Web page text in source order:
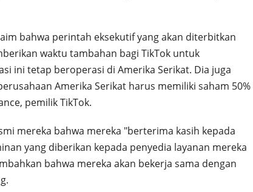
bahwa perintah eksekutif yang akan diterbitkan
waktu tambahan bagi TikTok untuk
ini tetap beroperasi di Amerika Serikat. Dia juga
Amerika Serikat harus memiliki saham 50%
pemilik TikTok.
mereka bahwa mereka "berterima kasih kepada
yang diberikan kepada penyedia layanan mereka
bahwa mereka akan bekerja sama dengan